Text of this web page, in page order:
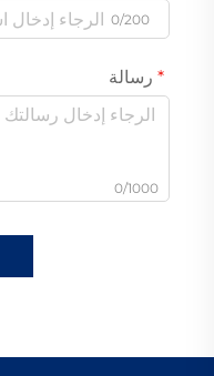
0/200
رسالة
0/1000